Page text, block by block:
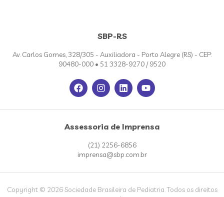
SBP-RS
Av. Carlos Gomes, 328/305 - Auxiliadora - Porto Alegre (RS) - CEP:
90480-000 • 51 3328-9270 / 9520
Assessoria de Imprensa
(21) 2256-6856
imprensa@sbp.com.br
Copyright © 2026 Sociedade Brasileira de Pediatria. Todos os direitos